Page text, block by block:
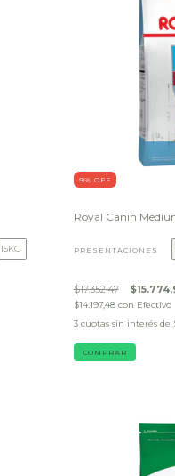
15KG
9% OFF
Royal Canin
PRESENTACIONES
$17.352,47
$14.197,48 con Efectivo
3 cuotas sin interés de
COMPRAR